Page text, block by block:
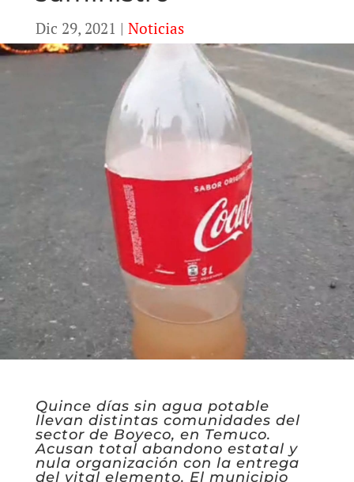
Dic 29, 2021 | Noticias
Quince días sin agua potable
llevan distintas comunidades del
sector de Boyeco, en Temuco.
Acusan total abandono estatal y
nula organización con la entrega
del vital elemento. El municipio